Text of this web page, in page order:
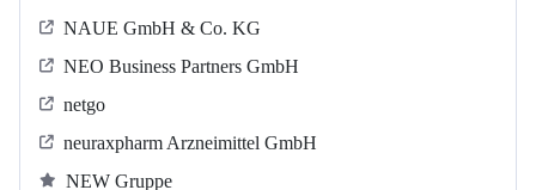
NAUE GmbH & Co. KG
NEO Business Partners GmbH
netgo
neuraxpharm Arzneimittel GmbH
NEW Gruppe